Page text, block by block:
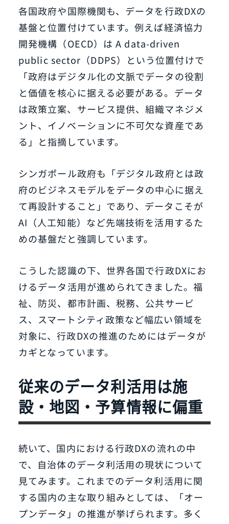
各国政府や国際機関も、データを行政DXの
基盤と位置付けています。例えば経済協力
開発機構（OECD）は A data-driven
public sector（DDPS）という位置付けで
「政府はデジタル化の文脈でデータの役割
と価値を核心に据える必要がある。データ
は政策立案、サービス提供、組織マネジメ
ント、イノベーションに不可欠な資産であ
る」と指摘しています。
シンガポール政府も「デジタル政府とは政
府のビジネスモデルをデータの中心に据え
て再設計すること」であり、データこそが
AI（人工知能）など先端技術を活用するた
めの基盤だと強調しています。
こうした認識の下、世界各国で行政DXにお
けるデータ活用が進められてきました。福
祉、防災、都市計画、税務、公共サービ
ス、スマートシティ政策など幅広い領域を
対象に、行政DXの推進のためにはデータが
カギとなっています。
従来のデータ利活用は施
設・地図・予算情報に偏重
続いて、国内における行政DXの流れの中
で、自治体のデータ利活用の現状について
見てみます。これまでのデータ利活用に関
する国内の主な取り組みとしては、「オー
プンデータ」の推進が挙げられます。多く